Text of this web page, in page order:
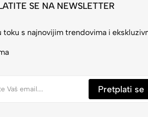
SE NA NEWSLETTER
toku s najnovijim trendovima i
Pretplati se